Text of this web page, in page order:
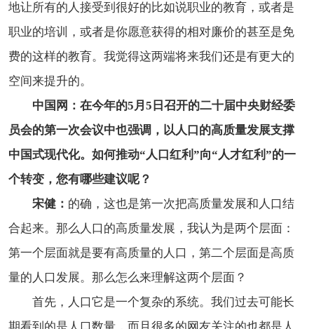
地让所有的人接受到很好的比如说职业的教育，或者是
职业的培训，或者是你愿意获得的相对廉价的甚至是免
费的这样的教育。我觉得这两端将来我们还是有更大的
空间来提升的。
中国网：在今年的5月5日召开的二十届中央财经委
员会的第一次会议中也强调，以人口的高质量发展支撑
中国式现代化。如何推动“人口红利”向“人才红利”的一
个转变，您有哪些建议呢？
宋健： 的确，这也是第一次把高质量发展和人口结
合起来。那么人口的高质量发展，我认为是两个层面：
第一个层面就是要有高质量的人口，第二个层面是高质
量的人口发展。那么怎么来理解这两个层面？
首先，人口它是一个复杂的系统。我们过去可能长